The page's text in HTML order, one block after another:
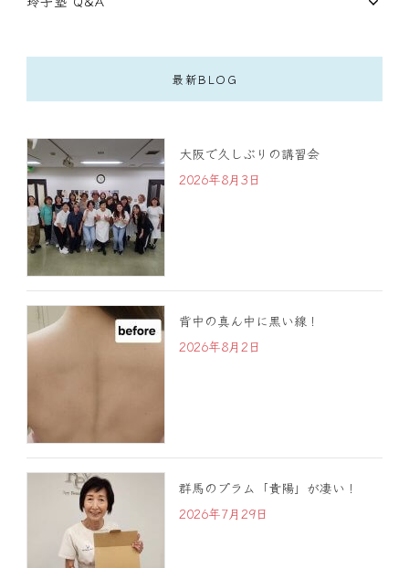
最新BLOG
大阪で久しぶりの講習会
2026年8月3日
背中の真ん中に黒い線！
2026年8月2日
群馬のプラム「貴陽」が凄い！
2026年7月29日